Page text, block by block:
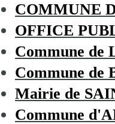
COMMUNE
OFFICE
Commune de
Commune de
Mairie de
Commune